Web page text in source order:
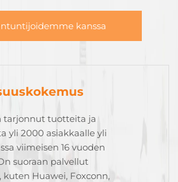
kanssa
tarjonnut tuotteita ja
yli 2000 asiakkaalle yli
viimeisen 16 vuoden
suoraan palvellut
kuten Huawei, Foxconn,